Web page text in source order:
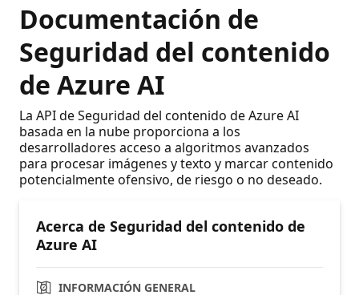
Documentación de
Seguridad del contenido
de Azure AI
La API de Seguridad del contenido de Azure AI
basada en la nube proporciona a los
desarrolladores acceso a algoritmos avanzados
para procesar imágenes y texto y marcar contenido
potencialmente ofensivo, de riesgo o no deseado.
Acerca de Seguridad del contenido de
Azure AI
INFORMACIÓN GENERAL